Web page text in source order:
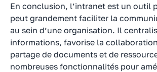
En conclusion, l’intranet est un outil
peut grandement faciliter la
au sein d’une organisation. Il
informations, favorise la
partage de documents et de
nombreuses fonctionnalités pour